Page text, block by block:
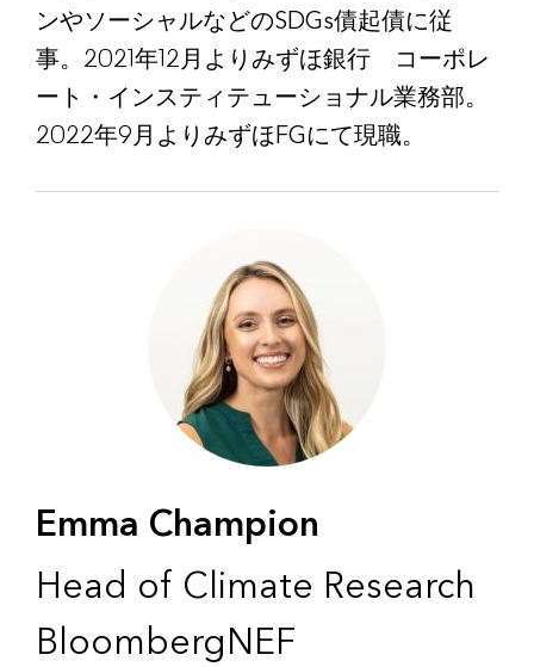
ンやソーシャルなどのSDGs債起債に従
事。2021年12月よりみずほ銀行 コーポレ
ート・インスティテューショナル業務部。
2022年9月よりみずほFGにて現職。
Emma Champion
Head of Climate Research
BloombergNEF